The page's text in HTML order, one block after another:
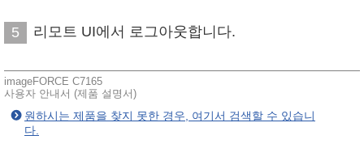
5 리모트 UI에서 로그아웃합니다.
imageFORCE C7165
사용자 안내서 (제품 설명서)
원하시는 제품을 찾지 못한 경우, 여기서 검색할 수 있습니
다.